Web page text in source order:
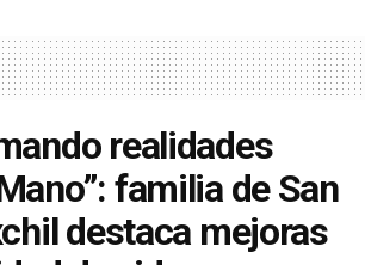
realidades
familia de San
destaca mejoras